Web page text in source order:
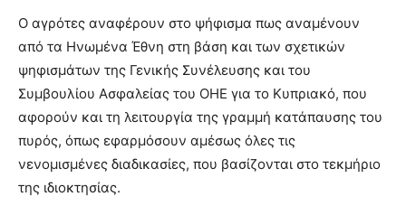
Ο αγρότες αναφέρουν στο ψήφισμα πως αναμένουν
από τα Ηνωμένα Έθνη στη βάση και των σχετικών
ψηφισμάτων της Γενικής Συνέλευσης και του
Συμβουλίου Ασφαλείας του ΟΗΕ για το Κυπριακό, που
αφορούν και τη λειτουργία της γραμμή κατάπαυσης του
πυρός, όπως εφαρμόσουν αμέσως όλες τις
νενομισμένες διαδικασίες, που βασίζονται στο τεκμήριο
της ιδιοκτησίας.